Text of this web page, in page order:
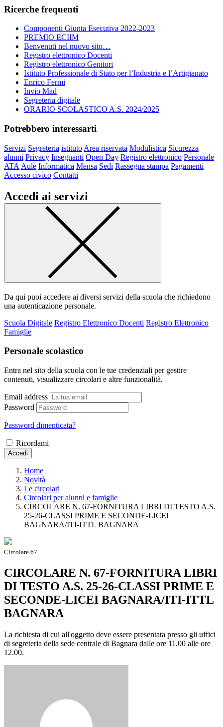
Ricerche frequenti
Componenti Giunta Esecutiva 2022-2023
PREMIO ECIIM
Benvenuti nel nuovo sito…
Registro elettronico Docenti
Registro elettronico Genitori
Istituto Professionale di Stato per l’Industria e l’Artigianato
Enrico Fermi
Invio Mad
Segreteria digitale
ORARIO SCOLASTICO A.S. 2024/2025
Potrebbero interessarti
Servizi Segreteria istituto Area riservata Modulistica Sicurezza
alunni Privacy Insegnanti Open Day Registro elettronico Personale
ATA Aule Informatica Mensa Sedi Rassegna stampa Pagamenti
Accesso civico Contatti
Accedi ai servizi
Da qui puoi accedere ai diversi servizi della scuola che richiedono
una autenticazione personale.
Scuola Digitale Registro Elettronico Docenti Registro Elettronico
Famiglie
Personale scolastico
Entra nel sito della scuola con le tue credenziali per gestire
contenuti, visualizzare circolari e altre funzionalità.
Email address
Password
Password dimenticata?
Ricordami
Accedi
Home
Novità
Le circolari
Circolari per alunni e famiglie
CIRCOLARE N. 67-FORNITURA LIBRI DI TESTO A.S.
25-26-CLASSI PRIME E SECONDE-LICEI
BAGNARA/ITI-ITTL BAGNARA
Circolare 67
CIRCOLARE N. 67-FORNITURA LIBRI
DI TESTO A.S. 25-26-CLASSI PRIME E
SECONDE-LICEI BAGNARA/ITI-ITTL
BAGNARA
La richiesta di cui all'oggetto deve essere presentata presso gli uffici
di segreteria della sede centrale di Bagnara dalle ore 11.00 alle ore
12.00.